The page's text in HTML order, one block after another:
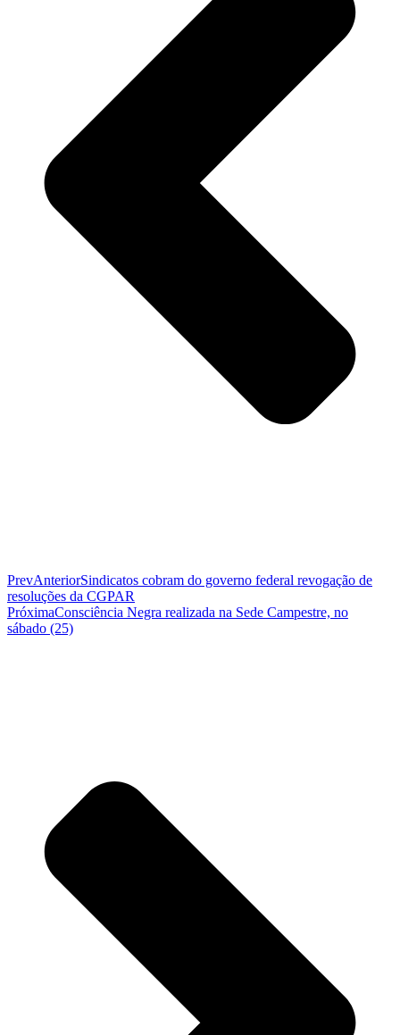
PrevAnteriorSindicatos cobram do governo federal revogação de
resoluções da CGPAR
PróximaConsciência Negra realizada na Sede Campestre, no
sábado (25)